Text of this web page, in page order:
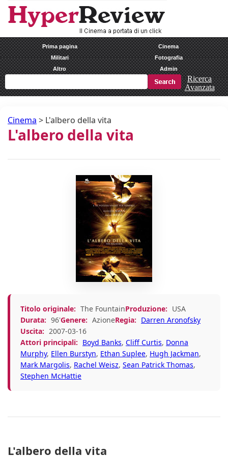
Prima pagina
Cinema
Militari
Fotografia
Altro
Admin
Ricerca
Avanzata
Cinema > L'albero della vita
L'albero della vita
Titolo originale: The FountainProduzione: USA
Durata: 96'Genere: AzioneRegia: Darren Aronofsky
Uscita: 2007-03-16
Attori principali: Boyd Banks, Cliff Curtis, Donna
Murphy, Ellen Burstyn, Ethan Suplee, Hugh Jackman,
Mark Margolis, Rachel Weisz, Sean Patrick Thomas,
Stephen McHattie
L'albero della vita